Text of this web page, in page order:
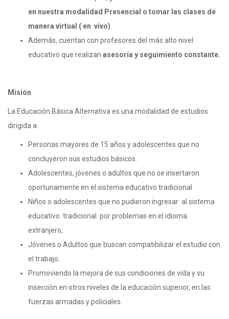
en nuestra modalidad Presencial o tomar las clases de
manera virtual ( en vivo)
Además, cuentan con profesores del más alto nivel
educativo que realizan asesoría y seguimiento constante.
Misión
La Educación Básica Alternativa es una modalidad de estudios
dirigida a
Personas mayores de 15 años y adolescentes que no
concluyeron sus estudios básicos.
Adolescentes, jóvenes o adultos que no se insertaron
oportunamente en el sistema educativo tradicional
Niños o adolescentes que no pudieron ingresar al sistema
educativo tradicional por problemas en el idioma
extranjero,
Jóvenes o Adultos que buscan compatibilizar el estudio con
el trabajo.
Promoviendo la mejora de sus condiciones de vida y su
inserción en otros niveles de la educación superior, en las
fuerzas armadas y policiales.